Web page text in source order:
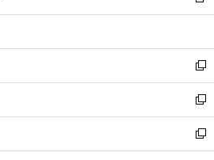
開
ウ
開
く
ン
ウ
で
開
く
ウ
ン
ド
ウ
で
開
く
し
ウ
ィ
ン
ド
ウ
で
開
新
し
い
ウ
ィ
ン
新
し
い
ウ
新
し